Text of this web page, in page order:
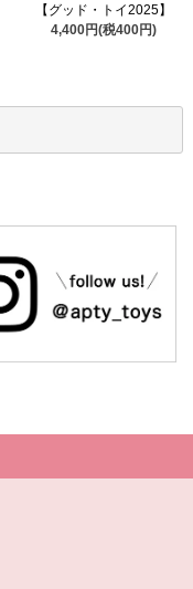
【グッド・トイ2025】
4,400円(税400円)